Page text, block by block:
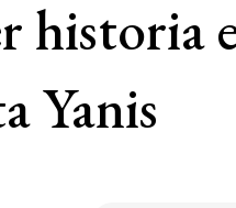
historia
Yanis